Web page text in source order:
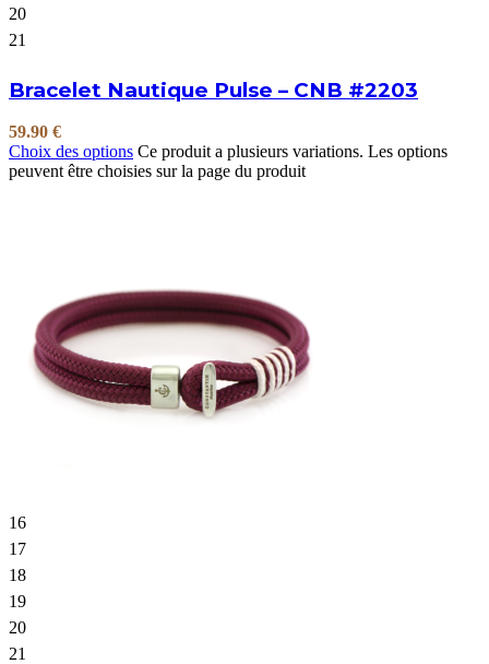
20
21
Bracelet Nautique Pulse – CNB #2203
59.90 €
Choix des options Ce produit a plusieurs variations. Les options
peuvent être choisies sur la page du produit
16
17
18
19
20
21